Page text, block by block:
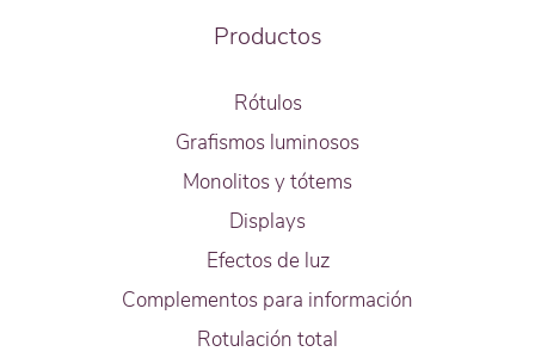
Productos
Rótulos
Grafismos luminosos
Monolitos y tótems
Displays
Efectos de luz
Complementos para información
Rotulación total